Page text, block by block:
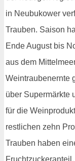
in Neubukower
Trauben. Saison
Ende August bis
aus dem
Weintraubenernte
über Supermärkte
für die
restlichen zehn
Trauben haben